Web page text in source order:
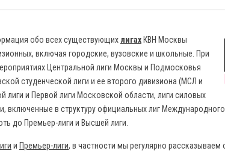
обо всех существующих лигах КВН Москвы
включая городские, вузовские и школьные. При
Центральной лиги Москвы и Подмосковья
студенческой лиги и ее второго дивизиона (МСЛ и
лиги и Первой лиги Московской области, лиги силовых
включенные в структуру официальных лиг
до Премьер-лиги и Высшей лиги.
и Премьер-лиги, в частности мы регулярно рассказываем